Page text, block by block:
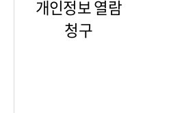
개인정보 열람
청구